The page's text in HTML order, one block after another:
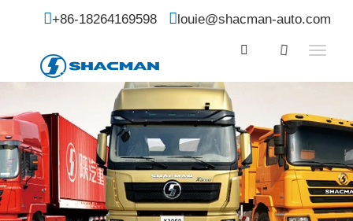
+86-18264169598 louie@shacman-auto.com